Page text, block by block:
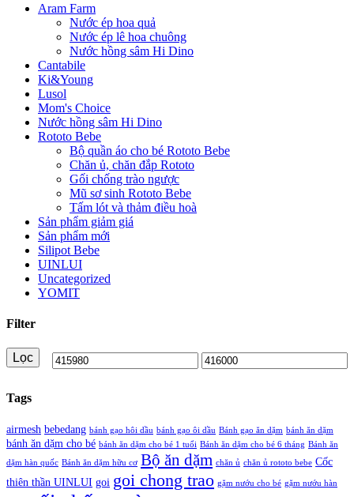
Aram Farm
Nước ép hoa quả
Nước ép lê hoa chuông
Nước hồng sâm Hi Dino
Cantabile
Ki&Young
Lusol
Mom's Choice
Nước hồng sâm Hi Dino
Rototo Bebe
Bộ quần áo cho bé Rototo Bebe
Chăn ủ, chăn đắp Rototo
Gối chống trào ngược
Mũ sơ sinh Rototo Bebe
Tấm lót và thảm điều hoà
Sản phẩm giảm giá
Sản phẩm mới
Silipot Bebe
UINLUI
Uncategorized
YOMIT
Filter
Giá Giá
Lọc
Tags
airmesh bebedang bánh gạo hôi dầu bánh gạo ôi dầu Bánh gạo ăn dặm bánh ăn dặm
bánh ăn dặm cho bé bánh ăn dặm cho bé 1 tuổi Bánh ăn dặm cho bé 6 tháng Bánh ăn
dặm hàn quốc Bánh ăn dặm hữu cơ Bộ ăn dặm chăn ủ chăn ủ rototo bebe Cốc
thiên thần UINLUI goi goi chong trao gặm nướu cho bé gặm nướu hàn